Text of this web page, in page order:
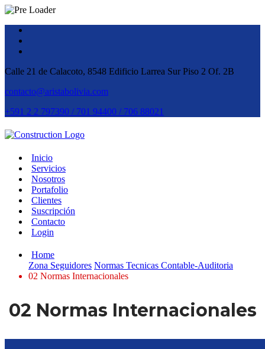
Calle 21 de Calacoto, 8548 Edificio Larrea Sur Piso 2 Of. 2B
contacto@aristabolivia.com
+591 2 2 797390 / 701 94400 / 706 88021
Inicio
Servicios
Nosotros
Portafolio
Clientes
Suscripción
Contacto
Login
Home
Zona Seguidores Normas Tecnicas Contable-Auditoria
02 Normas Internacionales
02 Normas Internacionales